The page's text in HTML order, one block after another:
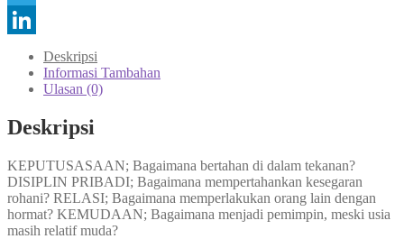
Telegram
LinkedIn
Deskripsi
Informasi Tambahan
Ulasan (0)
Deskripsi
KEPUTUSASAAN; Bagaimana bertahan di dalam tekanan?
DISIPLIN PRIBADI; Bagaimana mempertahankan kesegaran
rohani? RELASI; Bagaimana memperlakukan orang lain dengan
hormat? KEMUDAAN; Bagaimana menjadi pemimpin, meski usia
masih relatif muda?